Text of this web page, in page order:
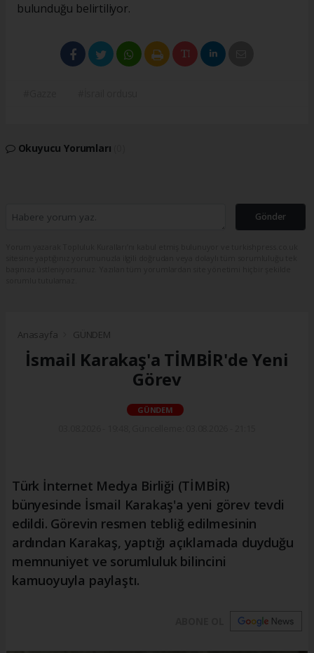
bulunduğu belirtiliyor.
Okuyucu Yorumları
Gönder
Anasayfa GÜNDEM
İsmail Karakaş'a TİMBİR'de Yeni
Görev
GÜNDEM
Türk İnternet Medya Birliği (TİMBİR)
bünyesinde İsmail Karakaş'a yeni görev tevdi
edildi. Görevin resmen tebliğ edilmesinin
ardından Karakaş, yaptığı açıklamada duyduğu
memnuniyet ve sorumluluk bilincini
kamuoyuyla paylaştı.